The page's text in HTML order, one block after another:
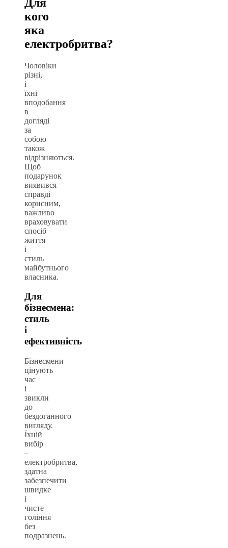
кого
яка
електробритва?
Чоловіки
різні,
і
їхні
вподобання
в
догляді
за
собою
також
відрізняються.
Щоб
подарунок
виявився
справді
корисним,
важливо
враховувати
спосіб
життя
і
стиль
майбутнього
власника.
Для
бізнесмена:
стиль
і
ефективність
Бізнесмени
цінують
час
і
звикли
до
бездоганного
вигляду.
Їхній
вибір
–
електробритва,
здатна
забезпечити
швидке
і
чисте
гоління
без
подразнень.